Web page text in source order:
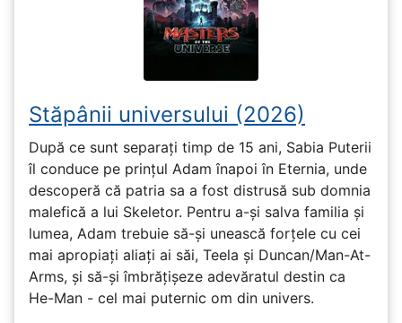
Stăpânii universului (2026)
După ce sunt separați timp de 15 ani, Sabia Puterii
îl conduce pe prințul Adam înapoi în Eternia, unde
descoperă că patria sa a fost distrusă sub domnia
malefică a lui Skeletor. Pentru a-și salva familia și
lumea, Adam trebuie să-și unească forțele cu cei
mai apropiați aliați ai săi, Teela și Duncan/Man-At-
Arms, și să-și îmbrățișeze adevăratul destin ca
He-Man - cel mai puternic om din univers.